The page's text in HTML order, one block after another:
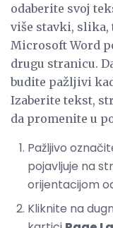
odaberite svoj
više stavki,
Microsoft Word
drugu stranicu.
budite pažljivi
Izaberite tekst,
da promenite u
Pažljivo
pojavljuje na
orijentacijom
Kliknite na